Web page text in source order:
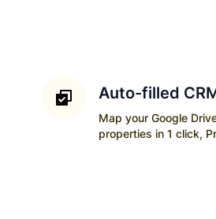
Auto-filled
Map your Google
properties in 1 click,